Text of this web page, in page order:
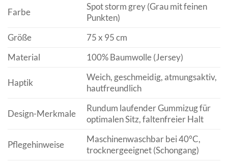
Farbe
Spot storm grey (Grau mit feinen
Punkten)
Größe
75 x 95 cm
Material
100% Baumwolle (Jersey)
Haptik
Weich, geschmeidig, atmungsaktiv,
hautfreundlich
Design-Merkmale
Rundum laufender Gummizug für
optimalen Sitz, faltenfreier Halt
Pflegehinweise
Maschinenwaschbar bei 40°C,
trocknergeeignet (Schongang)